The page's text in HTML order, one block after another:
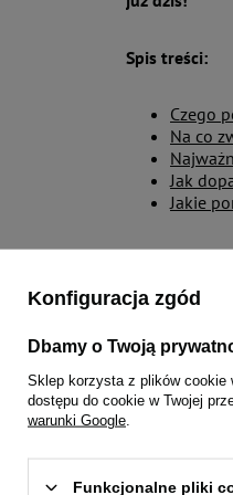
Spis treści:
Czego
Na co
Jak
Jakie
Psy
wszystkim
sucha
Małe psy
Konfiguracja zgód
Dbamy o Twoją
Sklep korzysta z plików cookie
dostępu do cookie w Twojej
warunki Google
Funkcjonalne pliki